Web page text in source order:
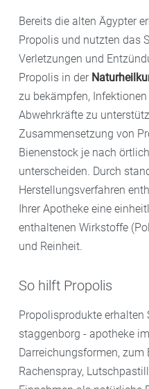
Bereits die alten Ägypter
Propolis und nutzten das
Verletzungen und
Propolis in der
zu bekämpfen,
Abwehrkräfte zu
Zusammensetzung von
Bienenstock je nach
unterscheiden. Durch
Herstellungsverfahren
Ihrer Apotheke eine
enthaltenen Wirkstoffe
und Reinheit.
So hilft Propolis
Propolisprodukte erhalten
staggenborg - apotheke
Darreichungsformen, zum
Rachenspray,